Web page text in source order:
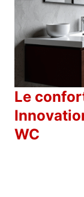
Le
WC